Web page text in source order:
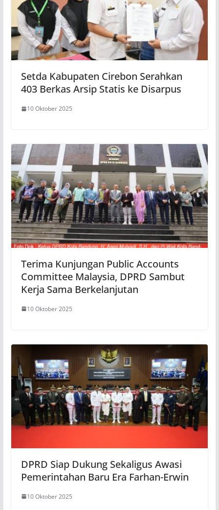
Setda Kabupaten Cirebon Serahkan
403 Berkas Arsip Statis ke Disarpus
10 Oktober 2025
Terima Kunjungan Public Accounts
Committee Malaysia, DPRD Sambut
Kerja Sama Berkelanjutan
10 Oktober 2025
DPRD Siap Dukung Sekaligus Awasi
Pemerintahan Baru Era Farhan-Erwin
10 Oktober 2025